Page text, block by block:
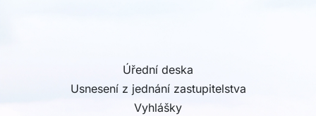
Úřední deska
Usnesení z jednání zastupitelstva
Vyhlášky